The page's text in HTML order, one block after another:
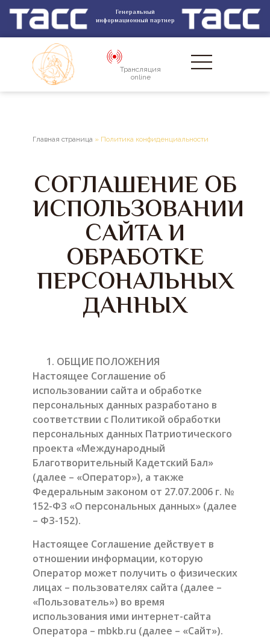
Генеральный
информационный партнер
Трансляция
online
Главная страница » Политика конфиденциальности
СОГЛАШЕНИЕ ОБ
ИСПОЛЬЗОВАНИИ
САЙТА И
ОБРАБОТКЕ
ПЕРСОНАЛЬНЫХ
ДАННЫХ
ОБЩИЕ ПОЛОЖЕНИЯ
Настоящее Соглашение об
использовании сайта и обработке
персональных данных разработано в
соответствии с Политикой обработки
персональных данных Патриотического
проекта «Международный
Благотворительный Кадетский Бал»
(далее – «Оператор»), а также
Федеральным законом от 27.07.2006 г. №
152-ФЗ «О персональных данных» (далее
– ФЗ-152).
Настоящее Соглашение действует в
отношении информации, которую
Оператор может получить о физических
лицах – пользователях сайта (далее –
«Пользователь») во время
использования ими интернет-сайта
Оператора – mbkb.ru (далее – «Сайт»).